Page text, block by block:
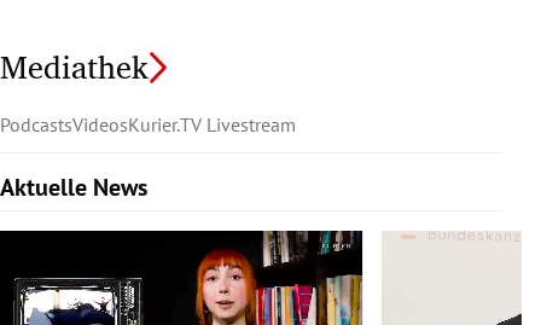
Mediathek
PodcastsVideosKurier.TV Livestream
Aktuelle News
Slide 1 von 6